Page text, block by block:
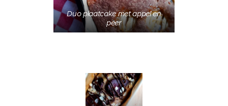
Duo plaatcake met appel en
peer